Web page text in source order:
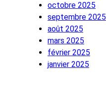
octobre 2025
septembre 2025
août 2025
mars 2025
février 2025
janvier 2025